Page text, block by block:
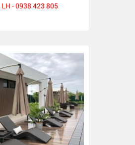
LH - 0938 423 805